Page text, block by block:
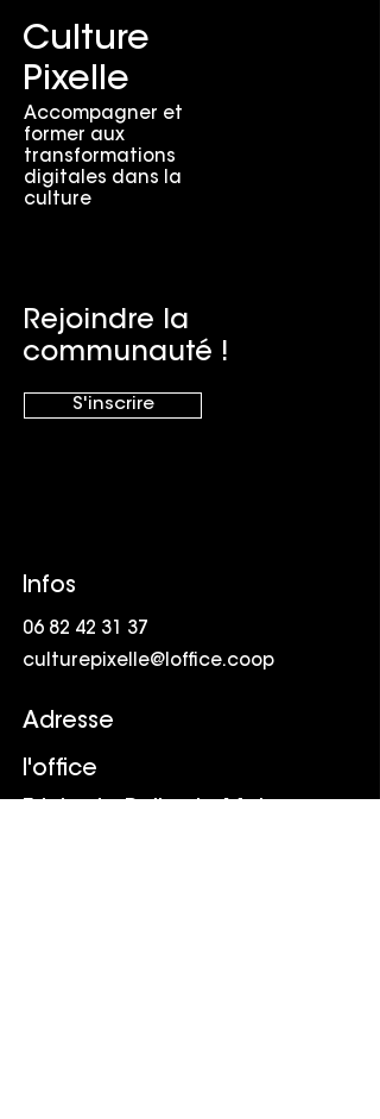
Culture
Pixelle
Accompagner et
former aux
transformations
digitales dans la
culture
Rejoindre la
communauté !
S'inscrire
Infos
06 82 42 31 37
culturepixelle@loffice.coop
Adresse
l'office